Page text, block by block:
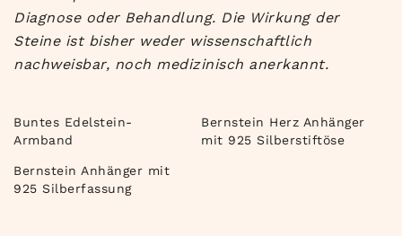
Diagnose oder Behandlung. Die Wirkung der
Steine ist bisher weder wissenschaftlich
nachweisbar, noch medizinisch anerkannt.
Buntes Edelstein-
Armband
Bernstein Herz Anhänger
mit 925 Silberstiftöse
Bernstein Anhänger mit
925 Silberfassung